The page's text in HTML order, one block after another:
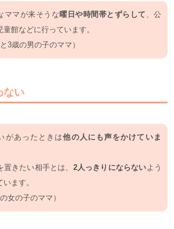
ママが来そうな曜日や時間帯とずらして 、公
童館などに行っています。
と3歳の男の子のママ）
ない
があったときは他の人にも声をかけていま
置きたい相手とは、 2人っきりにならないよう
います。
の女の子のママ）